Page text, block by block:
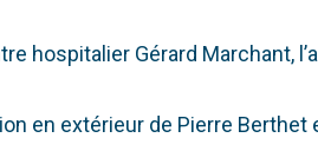
hospitalier Gérard Marchant,
en extérieur de Pierre Berthet